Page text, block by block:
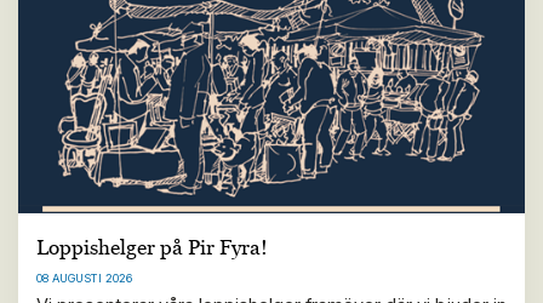
Loppishelger på Pir Fyra!
08 AUGUSTI 2026